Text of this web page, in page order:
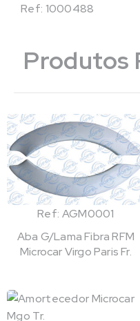
Ref: 1000488
Produtos
Ref: AGM0001
Aba G/Lama Fibra RFM
Microcar Virgo Paris Fr.